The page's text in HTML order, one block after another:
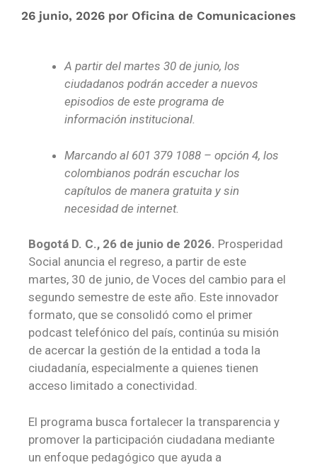
26 junio, 2026 por Oficina de Comunicaciones
A partir del martes 30 de junio, los
ciudadanos podrán acceder a nuevos
episodios de este programa de
información institucional.
Marcando al 601 379 1088 – opción 4, los
colombianos podrán escuchar los
capítulos de manera gratuita y sin
necesidad de internet.
Bogotá D. C., 26 de junio de 2026. Prosperidad
Social anuncia el regreso, a partir de este
martes, 30 de junio, de Voces del cambio para el
segundo semestre de este año. Este innovador
formato, que se consolidó como el primer
podcast telefónico del país, continúa su misión
de acercar la gestión de la entidad a toda la
ciudadanía, especialmente a quienes tienen
acceso limitado a conectividad.
El programa busca fortalecer la transparencia y
promover la participación ciudadana mediante
un enfoque pedagógico que ayuda a